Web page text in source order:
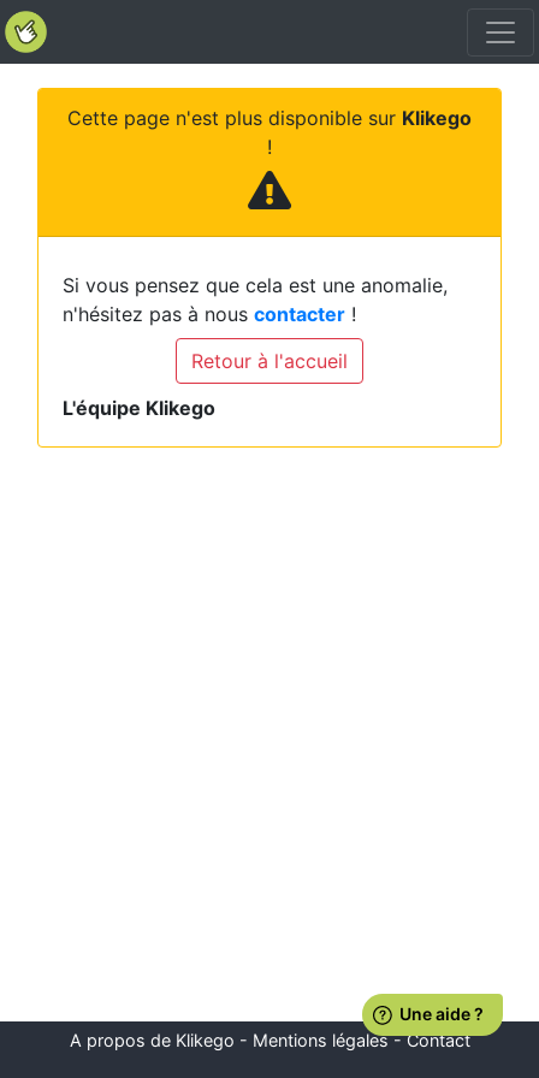
Cette page n'est plus disponible sur Klikego
!
Si vous pensez que cela est une anomalie,
n'hésitez pas à nous contacter !
Retour à l'accueil
L'équipe Klikego
A propos de Klikego - Mentions légales-Contact